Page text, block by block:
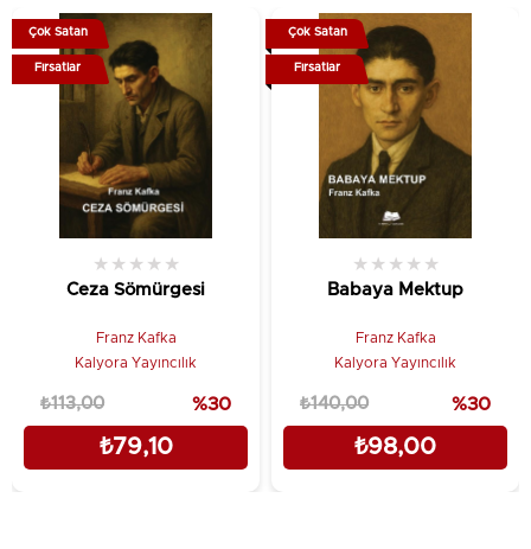
Ceza Sömürgesi
★ ★ ★ ★ ★
Franz Kafka
Kalyora Yayıncılık
₺79,10
₺113,00 %30
Çok Satan
Fırsatlar
Babaya Mektup
★ ★ ★ ★ ★
Franz Kafka
Kalyora Yayıncılık
₺98,00
₺140,00 %30
Çok Satan
Fırsatlar